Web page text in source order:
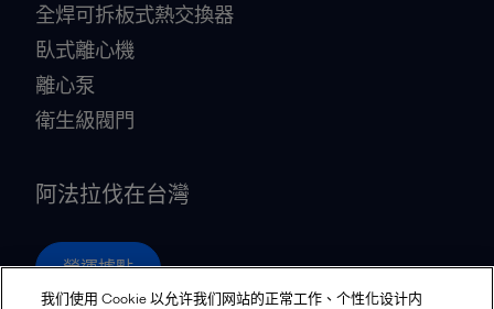
全焊可拆板式熱交換器
臥式離心機
離心泵
衛生級閥門
阿法拉伐在台灣
營運據點
我们使用 Cookie 以允许我们网站的正常工作、个性化设计内